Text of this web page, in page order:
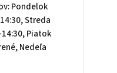
Pondelok
Streda
Piatok
Nedeľa